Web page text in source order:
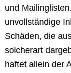
und
unvollständige
Schäden, die
solcherart
haftet allein der